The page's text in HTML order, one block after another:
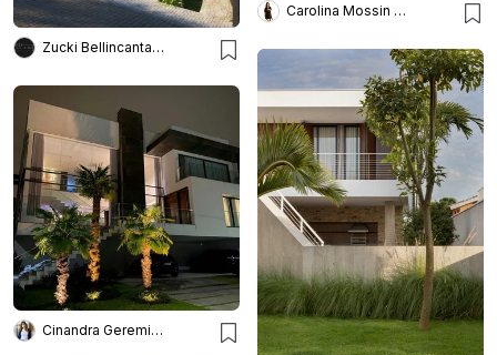
Carolina Mossin Fotografia de Arquitetura e Interiores
Zucki Bellincanta Arquitetos
Cinandra Geremia Arquitetura